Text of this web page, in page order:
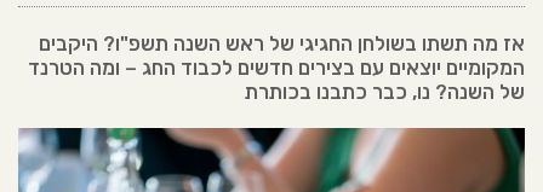
אז מה תשתו בשולחן החגיגי של ראש השנה תשפ"ו? היקבים
המקומיים יוצאים עם בצירים חדשים לכבוד החג – ומה הטרנד
של השנה? נו, כבר כתבנו בכותרת